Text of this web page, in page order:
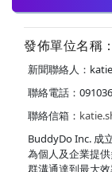
發佈單位名稱
新聞聯絡人：
聯絡電話：
聯絡信箱：
BuddyDo Inc. 成
為個人及企業提
群溝通達到最大